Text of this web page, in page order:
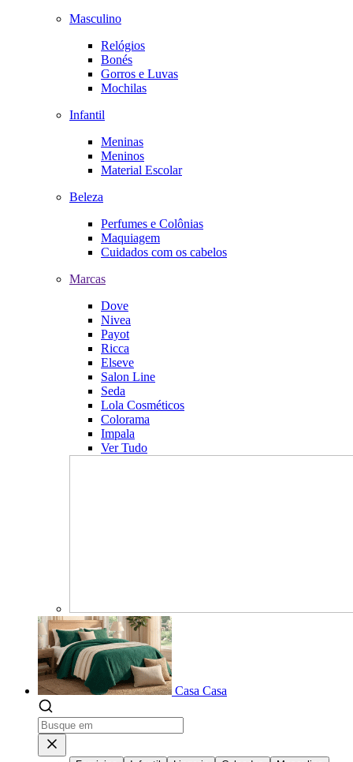
Masculino
Relógios
Bonés
Gorros e Luvas
Mochilas
Infantil
Meninas
Meninos
Material Escolar
Beleza
Perfumes e Colônias
Maquiagem
Cuidados com os cabelos
Marcas
Dove
Nivea
Payot
Ricca
Elseve
Salon Line
Seda
Lola Cosméticos
Colorama
Impala
Ver Tudo
Casa Casa